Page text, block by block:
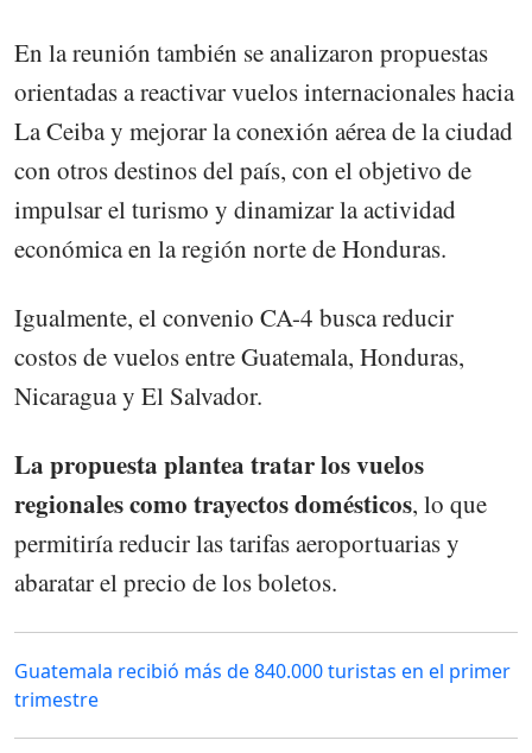
En la reunión también se analizaron propuestas
orientadas a reactivar vuelos internacionales hacia
La Ceiba y mejorar la conexión aérea de la ciudad
con otros destinos del país, con el objetivo de
impulsar el turismo y dinamizar la actividad
económica en la región norte de Honduras.
Igualmente, el convenio CA-4 busca reducir
costos de vuelos entre Guatemala, Honduras,
Nicaragua y El Salvador.
La propuesta plantea tratar los vuelos
regionales como trayectos domésticos, lo que
permitiría reducir las tarifas aeroportuarias y
abaratar el precio de los boletos.
Guatemala recibió más de 840.000 turistas en el primer
trimestre